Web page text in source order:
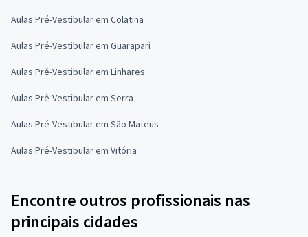
Aulas Pré-Vestibular em Colatina
Aulas Pré-Vestibular em Guarapari
Aulas Pré-Vestibular em Linhares
Aulas Pré-Vestibular em Serra
Aulas Pré-Vestibular em São Mateus
Aulas Pré-Vestibular em Vitória
Encontre outros profissionais nas
principais cidades